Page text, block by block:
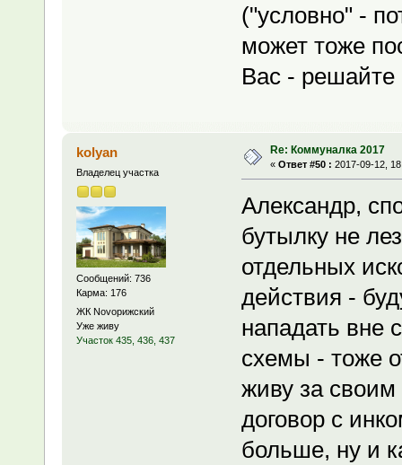
("условно" -
может тоже
Вас - решайте
kolyan
Владелец участка
Сообщений: 736
Карма: 176
ЖК Novoрижский
Уже живу
Участок 435, 436, 437
Re: Коммуналка 2017
« Ответ #50 : 2017-09-12,
Александр,
бутылку не
отдельных
действия -
нападать вне
схемы - тоже
живу за своим
договор с
больше, ну и